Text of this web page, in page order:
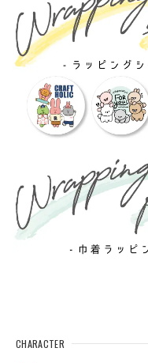
CHARACTER